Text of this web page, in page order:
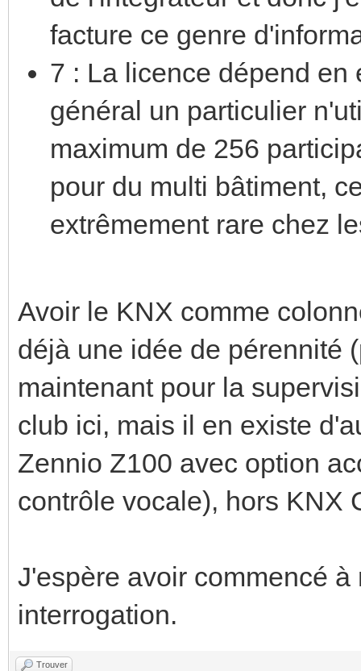
facture ce genre
7 : La licence dépend en
général un particulier
maximum de 256
pour du multi bâtiment,
extrêmement rare chez
Avoir le KNX comme
déjà une idée de pérennité
maintenant pour la
club ici, mais il en existe
Zennio Z100 avec option
contrôle vocale), hors KNX
J'espère avoir commencé
interrogation.
Trouver